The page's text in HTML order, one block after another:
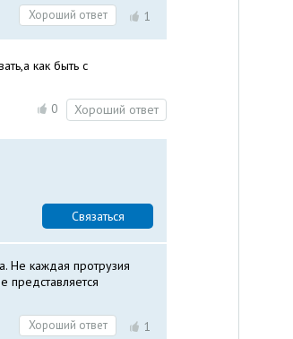
Хороший ответ 1
как быть с
0
Хороший ответ
Связаться
Не каждая протрузия
представляется
Хороший ответ 1